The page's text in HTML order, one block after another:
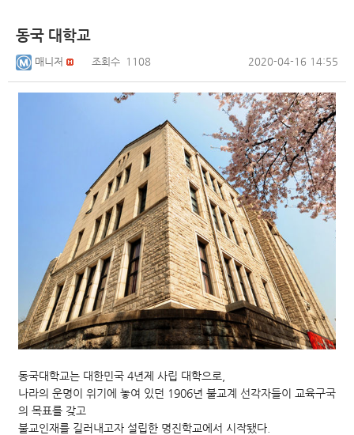
동국 대학교
매니저 조회수 1108 2020-04-16 14:55
동국대학교는 대한민국 4년제 사립 대학으로,
나라의 운명이 위기에 놓여 있던 1906년 불교계 선각자들이 교육구국
의 목표를 갖고
불교인재를 길러내고자 설립한 명진학교에서 시작됐다.